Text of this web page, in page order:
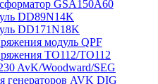
GSA150A60
DD89N14K
DD171N18K
модуль QPF
ТО112/TO112
AvK/Woodward/SEG
генераторов AVK DIG